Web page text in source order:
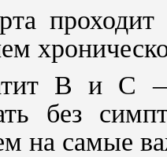
проходит
В и С
без
на самые